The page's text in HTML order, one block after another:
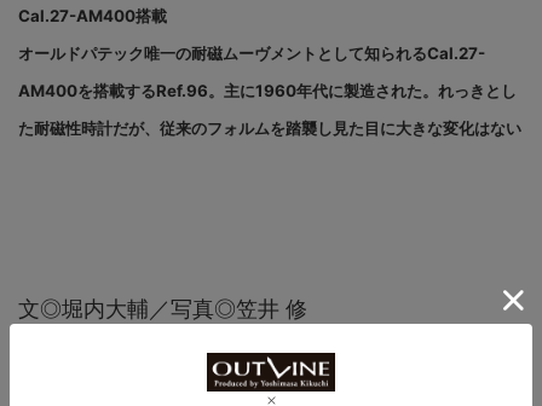
Cal.27-AM400搭載
オールドパテック唯一の耐磁ムーヴメントとして知られるCal.27-
AM400を搭載するRef.96。主に1960年代に製造された。れっきとし
た耐磁性時計だが、従来のフォルムを踏襲し見た目に大きな変化はない
文◎堀内大輔／写真◎笠井 修